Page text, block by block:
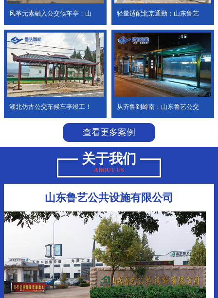
风筝元素融入公交候车亭：山 轻量适配北京通勤：山东鲁艺
湖北仿古公交车候车亭竣工！ 从齐鲁到岭南：山东鲁艺公交
查看更多案例
关于我们
ABOUT US
山东鲁艺公共设施有限公司